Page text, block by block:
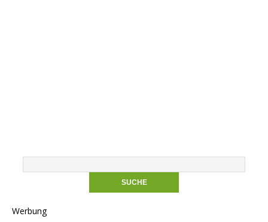
Werbung